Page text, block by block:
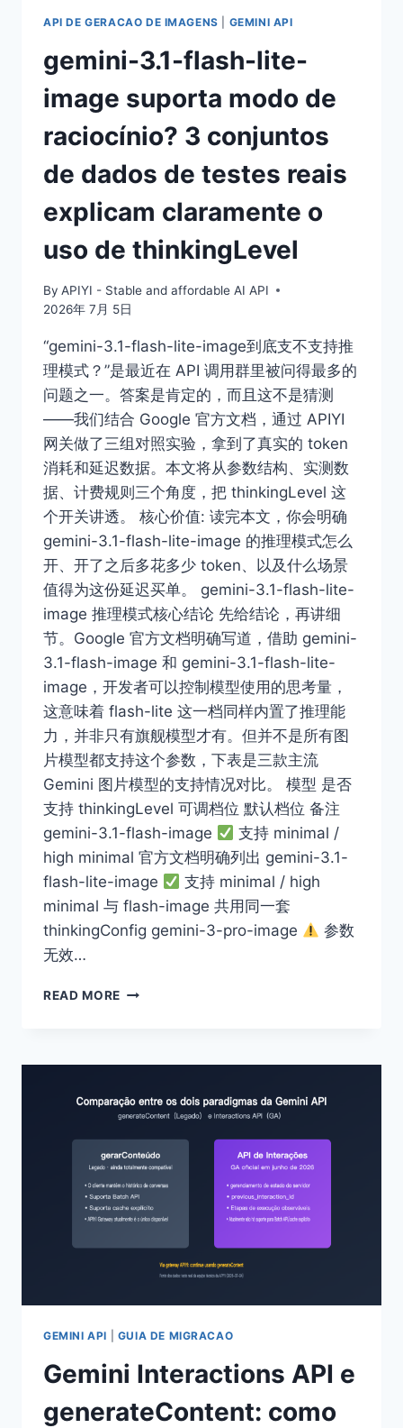
API DE GERACAO DE IMAGENS GEMINI API
gemini-3.1-flash-lite-
image suporta modo de
raciocínio? 3 conjuntos
de dados de testes reais
explicam claramente o
uso de thinkingLevel
By APIYI - Stable and affordable AI API
2026年 7月 5日
“gemini-3.1-flash-lite-image到底支不支持推
理模式？”是最近在 API 调用群里被问得最多的
问题之一。答案是肯定的，而且这不是猜测
——我们结合 Google 官方文档，通过 APIYI
网关做了三组对照实验，拿到了真实的 token
消耗和延迟数据。本文将从参数结构、实测数
据、计费规则三个角度，把 thinkingLevel 这
个开关讲透。 核心价值: 读完本文，你会明确
gemini-3.1-flash-lite-image 的推理模式怎么
开、开了之后多花多少 token、以及什么场景
值得为这份延迟买单。 gemini-3.1-flash-lite-
image 推理模式核心结论 先给结论，再讲细
节。Google 官方文档明确写道，借助 gemini-
3.1-flash-image 和 gemini-3.1-flash-lite-
image，开发者可以控制模型使用的思考量，
这意味着 flash-lite 这一档同样内置了推理能
力，并非只有旗舰模型才有。但并不是所有图
片模型都支持这个参数，下表是三款主流
Gemini 图片模型的支持情况对比。 模型 是否
支持 thinkingLevel 可调档位 默认档位 备注
gemini-3.1-flash-image
支持 minimal /
high minimal 官方文档明确列出 gemini-3.1-
flash-lite-image
支持 minimal / high
minimal 与 flash-image 共用同一套
thinkingConfig gemini-3-pro-image
参数
无效…
READ MORE GEMINI-
IMAGE
MODO
DE
RACIOCÍNIO?
3
CONJUNTOS
DE
DADOS
O
DE
THINKINGLEVEL
GEMINI API GUIA DE MIGRACAO
Gemini Interactions API e
generateContent: como